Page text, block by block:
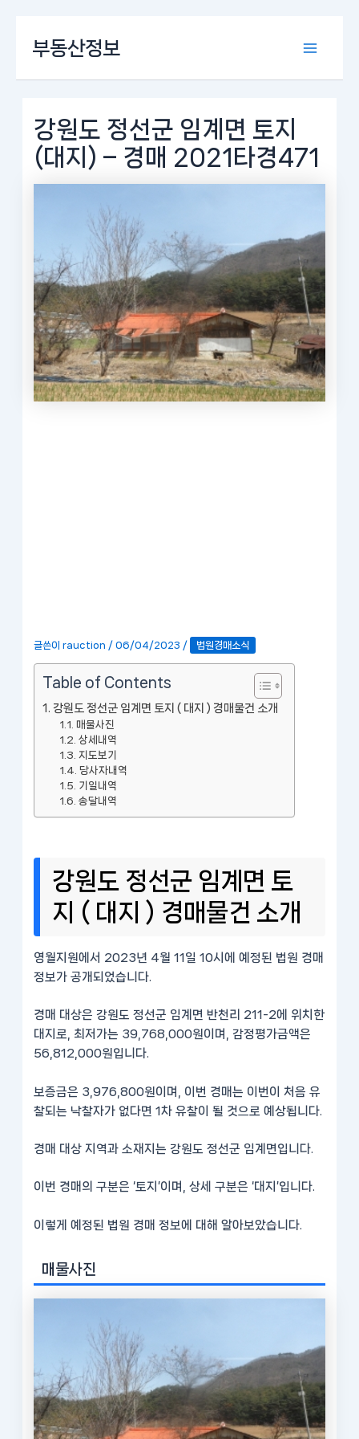
로
부동산정보
강원도 정선군 임계면 토지
(대지) – 경매 2021타경471
글쓴이rauction /06/04/2023 / 법원경매소식
Table of Contents
강원도 정선군 임계면 토지 ( 대지 ) 경매물건 소개
매물사진
상세내역
지도보기
당사자내역
기일내역
송달내역
강원도 정선군 임계면 토
지 ( 대지 ) 경매물건 소개
영월지원에서 2023년 4월 11일 10시에 예정된 법원 경매
정보가 공개되었습니다.
경매 대상은 강원도 정선군 임계면 반천리 211-2에 위치한
대지로, 최저가는 39,768,000원이며, 감정평가금액은
56,812,000원입니다.
보증금은 3,976,800원이며, 이번 경매는 이번이 처음 유
찰되는 낙찰자가 없다면 1차 유찰이 될 것으로 예상됩니다.
경매 대상 지역과 소재지는 강원도 정선군 임계면입니다.
이번 경매의 구분은 ‘토지’이며, 상세 구분은 ‘대지’입니다.
이렇게 예정된 법원 경매 정보에 대해 알아보았습니다.
매물사진